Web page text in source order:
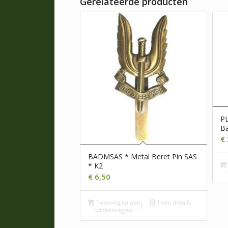
BADMSAS * Metal Beret Pin SAS
* K2
€ 6,50
Toevoegen aan
winkelwagen
Toon details
€